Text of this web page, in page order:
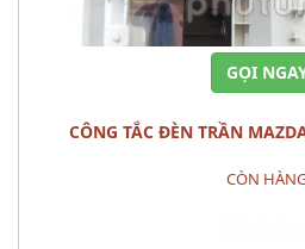
GỌI
CÔNG TẮC ĐÈN TRẦN
CÒN